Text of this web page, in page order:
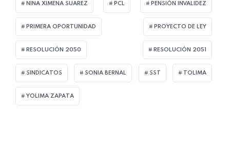
NINA XIMENA SUAREZ PCL PENSIÓN INVALIDEZ
PRIMERA OPORTUNIDAD PROYECTO DE LEY
RESOLUCIÓN 2050 RESOLUCIÓN 2051
SINDICATOS SONIA BERNAL SST TOLIMA
YOLIMA ZAPATA